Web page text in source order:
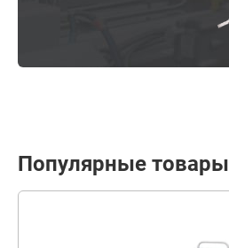
Популярные товары